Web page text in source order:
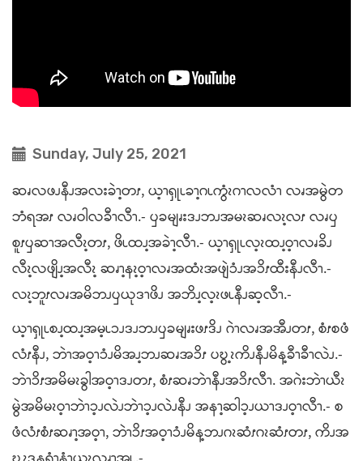
Sunday, July 25, 2021
ဆၧလဖၪနီၪအလးခဲၫ့တၭ, ယ့ၫၡုၬခၫ့ဂၬကွံၩဂၫလလံၫ လၧအမွဲတ
ဘံရအၭ လၧဝါလခီၫလီၫ.- ၦခမျၧးဒၪဘၪအမၩဆၧလၩ့လၭ လၧၦ
စူၭၦဆၫအလီၩ့တၭ, ဖိၬထၪ့အခဲၫ့လီၫ.- ယ့ၫၡုၬလ့ၩထၪ့ဝ့ၫလၧခိၪ
လီၩ့လဖျိၪ့အလီၩ့ ဆၧၫ့နၩ့ဝ့ၫလၧအထံၩအဖျဲၥံၪအၥိၭထီးနီၪလီၫ.-
လၩ့ဘူၭလၧအမိဘၪၦယုဒၫဖိၪ အဘိၪ့လ့ၩဖၬနီၪဆ့လီၫ.-
ယ့ၫၡုၬစၪ့ထၪ့အမ့ၬၥၪဒၪဘၪၦခမျၧးဖၭဒိၪ ဂဲၫလၧအအီၪတၭ, စံၭစဖံ
လံၭနီၪ, ဘဲၫအဝ့ၫၥံၪမိအၪ့ဘၪဆၧအၥိၭ ပဎွ့ၩကိၪနီၪမိန့ခီၫခီၫလဲၪ.-
ဘဲၫၥိၭအမိမၩခွါအဝ့ၫဒၪတၭ, စံၭဆၧဘဲၫနီၪအၥိၭလီၫ. အဂဲးဘဲၫယီၩ
မွဲအမိမၩဝ့ၫဘဲၫၥ့ၪလဲၪဘဲၫၥ့ၪလဲၪနီၪ အနၫ့ဆါၥ့ၪယၫဒၪဝ့ၫလီၫ.- စ
ဖံလံၭစံၭဆၧၫ့အဝ့ၫ, ဘဲၫၥိၭအဝ့ၫၥံၪမိန့ဘၪဂၩဆံၭဂၩဆံၭတၭ, ကိၪအ